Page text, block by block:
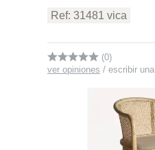
Ref: 31481 vica
(0)
ver opiniones / escribir una